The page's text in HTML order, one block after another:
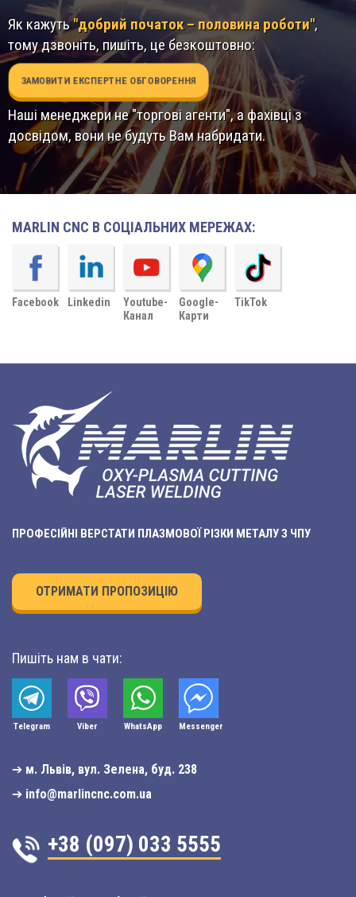
Як кажуть"добрий початок – половина роботи",
тому дзвоніть, пишіть, це безкоштовно:
ЗАМОВИТИ ЕКСПЕРТНЕ ОБГОВОРЕННЯ
Наші менеджери не "торгові агенти", а фахівці з
досвідом, вони не будуть Вам набридати.
MARLIN CNC В СОЦІАЛЬНИХ МЕРЕЖАХ:
Facebook Linkedin
Youtube-
Канал
Google-
Карти
TikTok
ПРОФЕСІЙНІ ВЕРСТАТИ ПЛАЗМОВОЇ РІЗКИ МЕТАЛУ З ЧПУ
ОТРИМАТИ ПРОПОЗИЦІЮ
Пишіть нам в чати:
Telegram Viber WhatsApp Мessenger
➔ м. Львів, вул. Зелена, буд. 238
➔ info@marlincnc.com.ua
+38 (097) 033 5555